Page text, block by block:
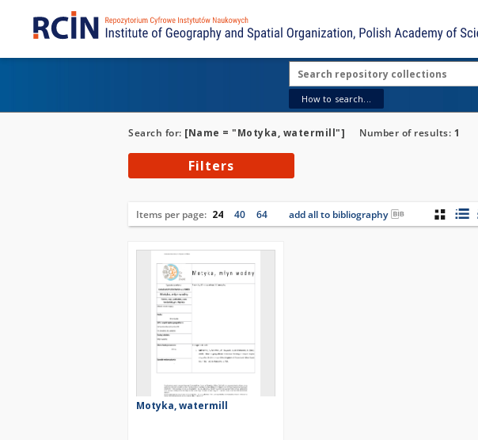
How to search...
Search for: [Name = "Motyka, watermill"] Number of results: 1
Filters
Items per page: 24 40 64 add all to bibliography
Motyka, watermill